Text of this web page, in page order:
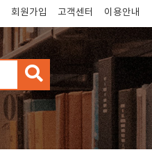
회원가입 고객센터 이용안내
검
색